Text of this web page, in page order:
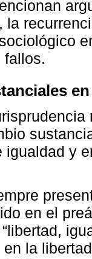
la
fallos.
igualdad y
en el
la